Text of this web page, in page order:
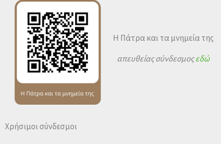
Η Πάτρα και τα μνημεία της
απευθείας σύνδεσμοςεδώ
Χρήσιμοι σύνδεσμοι